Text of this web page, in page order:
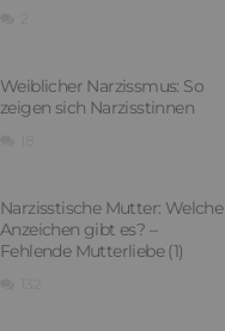
Weiblicher Narzissmus: So
zeigen sich Narzisstinnen
Narzisstische Mutter: Welche
Anzeichen gibt es? –
Fehlende Mutterliebe (1)